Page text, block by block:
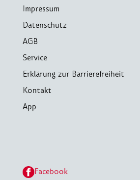
Impressum
Datenschutz
AGB
Service
Erklärung zur Barrierefreiheit
Kontakt
App
Facebook